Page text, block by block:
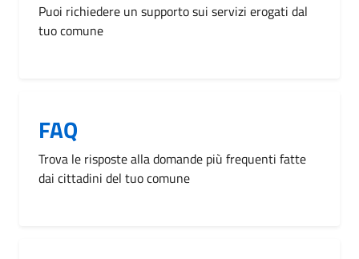
Puoi richiedere un supporto sui servizi erogati dal
tuo comune
FAQ
Trova le risposte alla domande più frequenti fatte
dai cittadini del tuo comune